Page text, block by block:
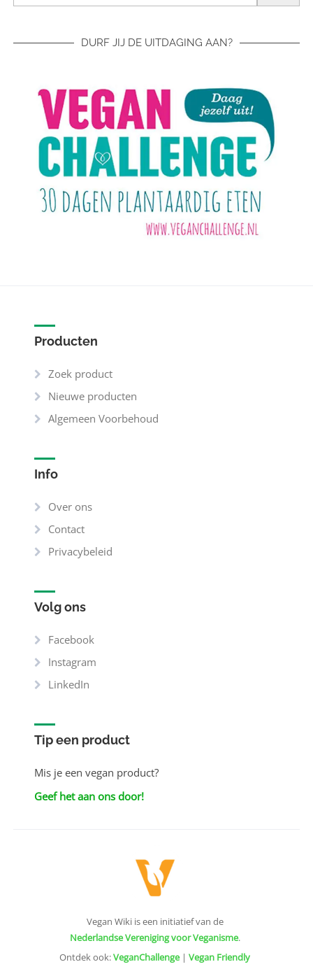
DURF JIJ DE UITDAGING AAN?
Producten
Zoek product
Nieuwe producten
Algemeen Voorbehoud
Info
Over ons
Contact
Privacybeleid
Volg ons
Facebook
Instagram
LinkedIn
Tip een product
Mis je een vegan product?
Geef het aan ons door!
Vegan Wiki is een initiatief van de
Nederlandse Vereniging voor Veganisme.
Ontdek ook:VeganChallenge| Vegan Friendly